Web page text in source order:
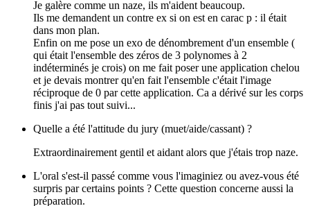
Je galère comme un naze, ils m'aident beaucoup.
Ils me demandent un contre ex si on est en carac p : il était
dans mon plan.
Enfin on me pose un exo de dénombrement d'un ensemble (
qui était l'ensemble des zéros de 3 polynomes à 2
indéterminés je crois) on me fait poser une application chelou
et je devais montrer qu'en fait l'ensemble c'était l'image
réciproque de 0 par cette application. Ca a dérivé sur les corps
finis j'ai pas tout suivi...
Quelle a été l'attitude du jury (muet/aide/cassant) ?
Extraordinairement gentil et aidant alors que j'étais trop naze.
L'oral s'est-il passé comme vous l'imaginiez ou avez-vous été
surpris par certains points ? Cette question concerne aussi la
préparation.